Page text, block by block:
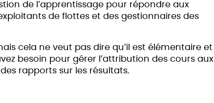
de l’apprentissage pour répondre aux
de flottes et des gestionnaires des
cela ne veut pas dire qu’il est élémentaire et
besoin pour gérer l’attribution des cours aux
rapports sur les résultats.